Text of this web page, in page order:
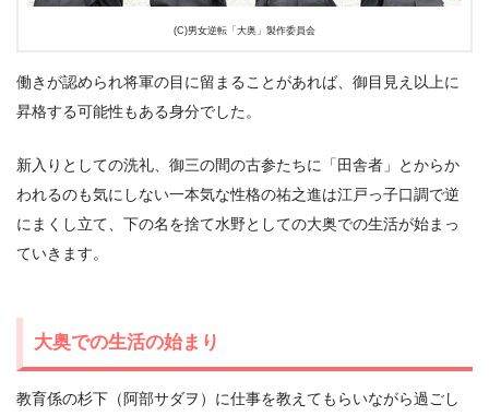
(C)男女逆転「大奥」製作委員会
働きが認められ将軍の目に留まることがあれば、御目見え以上に
昇格する可能性もある身分でした。
新入りとしての洗礼、御三の間の古参たちに「田舎者」とからか
われるのも気にしない一本気な性格の祐之進は江戸っ子口調で逆
にまくし立て、下の名を捨て水野としての大奥での生活が始まっ
ていきます。
大奥での生活の始まり
教育係の杉下（阿部サダヲ）に仕事を教えてもらいながら過ごし